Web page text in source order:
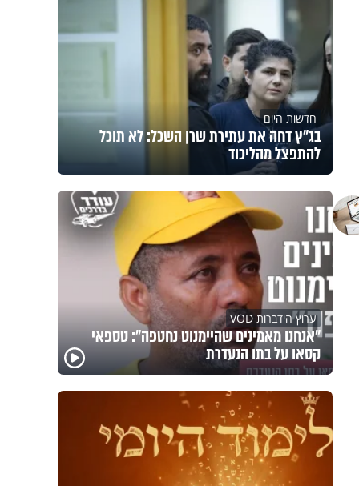
חדשות היום
בג"ץ דחה את עתירת שרן השכל: לא תוכל
להתפצל מהליכוד
ערוץ הידברות VOD
"אנחנו מאמינים שהיימנוט נחטפה": טספאי
קסאו על בתו הנעדרת